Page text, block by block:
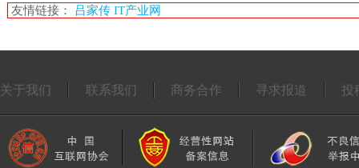
友情链接： 吕家传 IT产业网
关于我们 联系我们 商务合作 寻求报道 投